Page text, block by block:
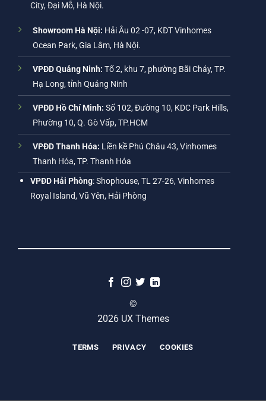
City, Đại Mỗ, Hà Nội.
Showroom Hà Nội: Hải Âu 02 -07, KĐT Vinhomes
Ocean Park, Gia Lâm, Hà Nội.
VPĐD Quảng Ninh: Tổ 2, khu 7, phường Bãi Cháy, TP.
Hạ Long, tỉnh Quảng Ninh
VPĐD Hồ Chí Minh: Số 102, Đường 10, KDC Park Hills,
Phường 10, Q. Gò Vấp, TP.HCM
VPĐD Thanh Hóa: Liền kề Phú Châu 43, Vinhomes
Thanh Hóa, TP. Thanh Hóa
VPĐD Hải Phòng: Shophouse, TL 27-26, Vinhomes
Royal Island, Vũ Yên, Hải Phòng
©
2026 UX Themes
TERMS PRIVACY COOKIES